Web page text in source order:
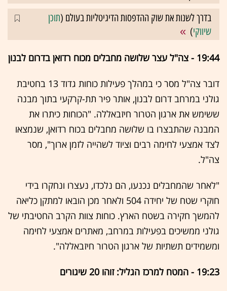
בדרך לשנות את שוק ההדפסות הדיגיטליות בעולם (תוכן
שיווקי)
19:44 - צה"ל עצר שלושה מחבלים מכוח רדואן בדרום לבנון
דובר צה"ל מסר כי במהלך פעילות כוחות גדוד 13 בחטיבת
גולני במרחב דרום לבנון, אותר פיר תת-קרקעי בתוך מבנה
ששימש את ארגון הטרור חיזבאללה. "הכוחות כיתרו את
המבנה שהתבצרו בו שלושה מחבלים בכוח רדואן, שנמצאו
לצד אמצעי לחימה רבים וציוד לשהייה לזמן ארוך", מסר
צה"ל.
"לאחר שהמחבלים נכנעו, הם נלכדו, נעצרו ונחקרו בידי
חוקרי שטח של יחידה 504 ולאחר מכן הובאו למתקן כליאה
להמשך חקירה בשטח הארץ. כוחות צוות הקרב החטיבתי של
גולני ממשיכים בפעילות במרחב, מאתרים אמצעי לחימה
ומשמידים תשתיות של ארגון הטרור חיזבאללה".
19:23 - המטח למרכז הגליל: זוהו 20 שיגורים